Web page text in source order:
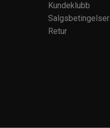
Kundeklubb
Salgsbetingelser
Retur